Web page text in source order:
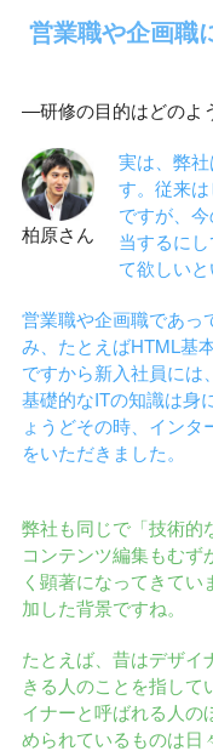
営業職や企画職
―研修の目的はどのよ
柏原さん
実は、弊
す。従来
ですが、
当するに
て欲しいと
営業職や企画職であっ
み、たとえばHTML基
ですから新入社員には
基礎的なITの知識は身
ょうどその時、イン
をいただきました。
弊社も同じで「技術的
コンテンツ編集もむず
く顕著になってきて
加した背景ですね。
たとえば、昔はデザイ
きる人のことを指して
イナーと呼ばれる人の
められているものは日